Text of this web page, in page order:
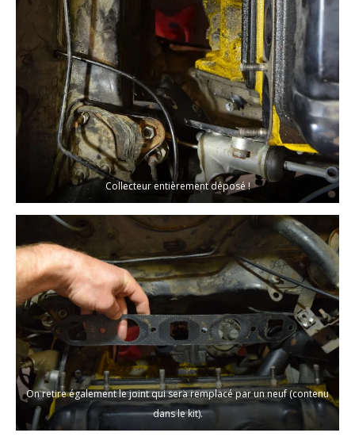
Collecteur entièrement déposé !
On retire également le joint qui sera remplacé par un neuf (contenu
dans le kit).